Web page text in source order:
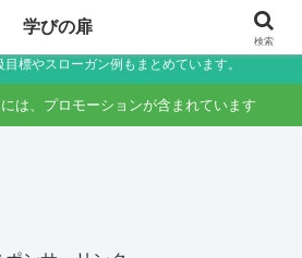
家庭学習・学校生活サポートサイト～助詞・言
やさしく解説しつつ、学校生活で役立つ連絡帳
標やスローガン例もまとめています。
は、プロモーションが含まれています
学びの扉
検索